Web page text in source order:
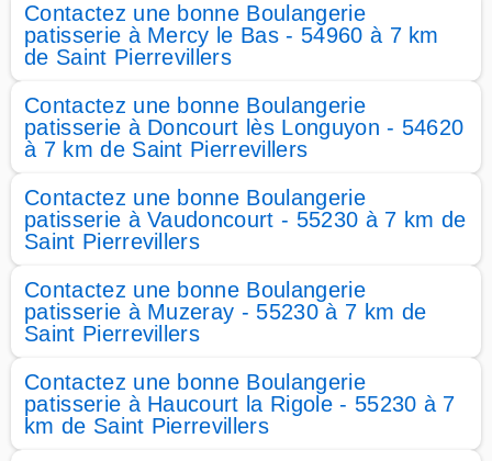
Contactez une bonne Boulangerie
patisserie à Mercy le Bas - 54960 à 7 km
de Saint Pierrevillers
Contactez une bonne Boulangerie
patisserie à Doncourt lès Longuyon - 54620
à 7 km de Saint Pierrevillers
Contactez une bonne Boulangerie
patisserie à Vaudoncourt - 55230 à 7 km de
Saint Pierrevillers
Contactez une bonne Boulangerie
patisserie à Muzeray - 55230 à 7 km de
Saint Pierrevillers
Contactez une bonne Boulangerie
patisserie à Haucourt la Rigole - 55230 à 7
km de Saint Pierrevillers